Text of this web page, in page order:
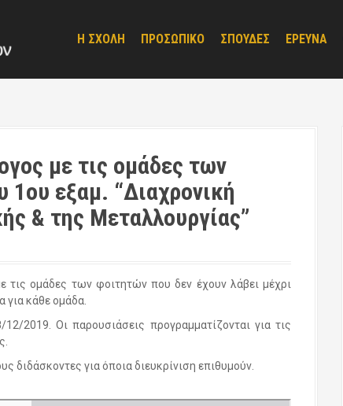
Η ΣΧΟΛΗ ΠΡΟΣΩΠΙΚΟ ΣΠΟΥΔΕΣ ΕΡΕΥΝΑ
με τις ομάδες των
εξαμ. “Διαχρονική
& της Μεταλλουργίας”
τις ομάδες των φοιτητών που δεν έχουν λάβει μέχρι
για κάθε ομάδα.
2019. Οι παρουσιάσεις προγραμματίζονται για τις
διδάσκοντες για όποια διευκρίνιση επιθυμούν.